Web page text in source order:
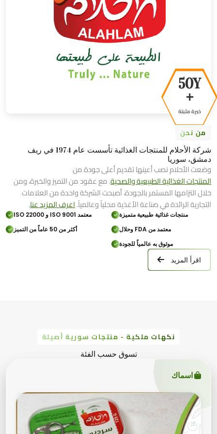
50Y
+
خبرة مثبتة
من نحن
شركة الأحلام للمنتجات الغذائية تأسست عام 1974 في ريف
دمشق، سوريا
وضعت الأحلام نصب أعينها تقديم أعلى جودة من
المنتجات الغذائية الطبيعية والصحية. مع عقود من التميز والخبرة، ومن
خلال التزامها المستمر بالجودة، أصبحت الشركة واحدة من العلامات
التجارية الرائدة في صناعة الأغذية محلياً وعالمياً.اعرف المزيد عنا.
منتجات غذائية طبيعية متميزة
معتمد ISO 9001 و ISO 22000
معتمد من FDA وحلال
أكثر من 50 عاماً من التميز
موثوق به عالمياً للجودة
اقرأ المزيد
نكهات ملكية - منتجات سورية أصيلة
تسوق حسب الفئة
اسماك